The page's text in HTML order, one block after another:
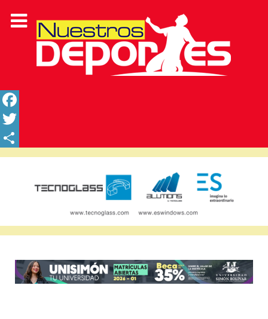
Facebook
Twitter
Share